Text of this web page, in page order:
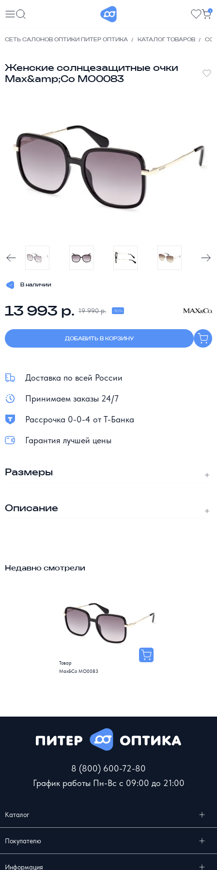
1
СЕТЬ САЛОНОВ ОПТИКИ ПИТЕР ОПТИКА КАТАЛОГ ТОВАРОВ
Женские солнцезащитные очки
Max&amp;Co MO0083
В наличии
13 993 р. 19 990 р. -30%
ДОБАВИТЬ В КОРЗИНУ
Доставка по всей России
Принимаем заказы 24/7
Рассрочка 0-0-4 от Т-Банка
Гарантия лучшей цены
Размеры
Описание
Недавно смотрели
Товар
Max&Co MO0083
8 (800) 600-72-80
График работы Пн-Вс с 09:00 до 21:00
Каталог
Покупателю
Информация